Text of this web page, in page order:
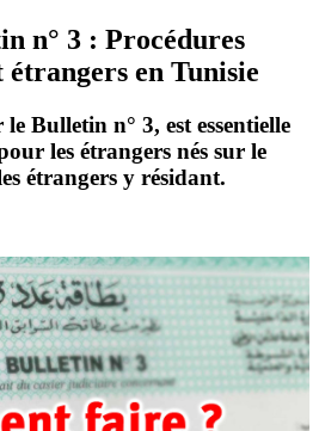
n° 3 : Procédures
en Tunisie
Bulletin n° 3, est essentielle
les étrangers nés sur le
étrangers y résidant.